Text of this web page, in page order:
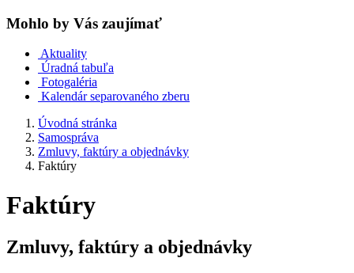
Mohlo by Vás zaujímať
Aktuality
Úradná tabuľa
Fotogaléria
Kalendár separovaného zberu
Úvodná stránka
Samospráva
Zmluvy, faktúry a objednávky
Faktúry
Faktúry
Zmluvy, faktúry a objednávky